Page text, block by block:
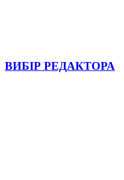
ВИБІР РЕДАКТОРА